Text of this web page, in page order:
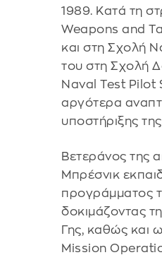
1989. Κατά τη
Weapons and
και στη Σχολή
του στη Σχολή
Naval Test Pilot
αργότερα
υποστήριξης
Βετεράνος της
Μπρέσνικ
προγράμματος
δοκιμάζοντας
Γης, καθώς και
Mission